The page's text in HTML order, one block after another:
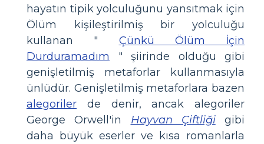
hayatın tipik yolculuğunu yansıtmak için
Ölüm kişileştirilmiş bir yolculuğu
kullanan " Çünkü Ölüm İçin
Durduramadım " şiirinde olduğu gibi
genişletilmiş metaforlar kullanmasıyla
ünlüdür. Genişletilmiş metaforlara bazen
alegoriler de denir, ancak alegoriler
George Orwell'in Hayvan Çiftliğigibi
daha büyük eserler ve kısa romanlarla